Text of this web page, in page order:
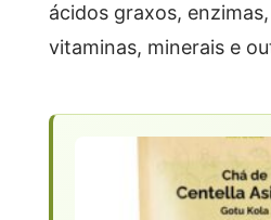
ácidos graxos,
vitaminas, minerais e